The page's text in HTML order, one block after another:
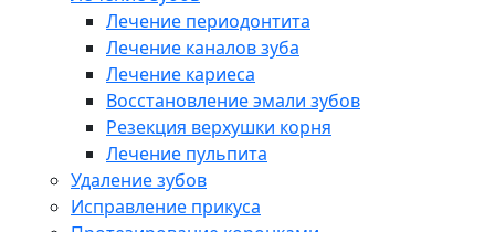
Лечение периодонтита
Лечение каналов зуба
Лечение кариеса
Восстановление эмали зубов
Резекция верхушки корня
Лечение пульпита
Удаление зубов
Исправление прикуса